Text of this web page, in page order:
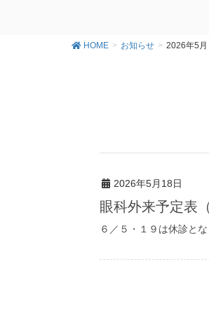
HOME お知らせ 2026年5月
2026年5月18日
眼科外来予定表
６／５・１９は休診と